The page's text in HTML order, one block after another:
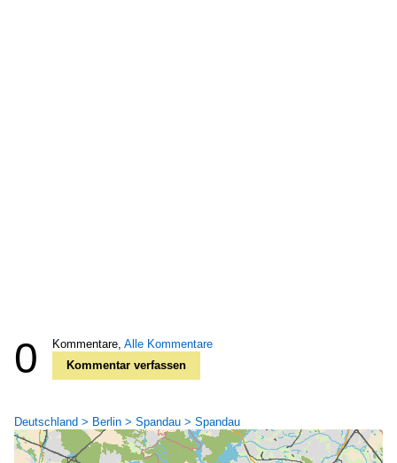
0 Kommentare, Alle Kommentare
Kommentar verfassen
Deutschland > Berlin > Spandau > Spandau